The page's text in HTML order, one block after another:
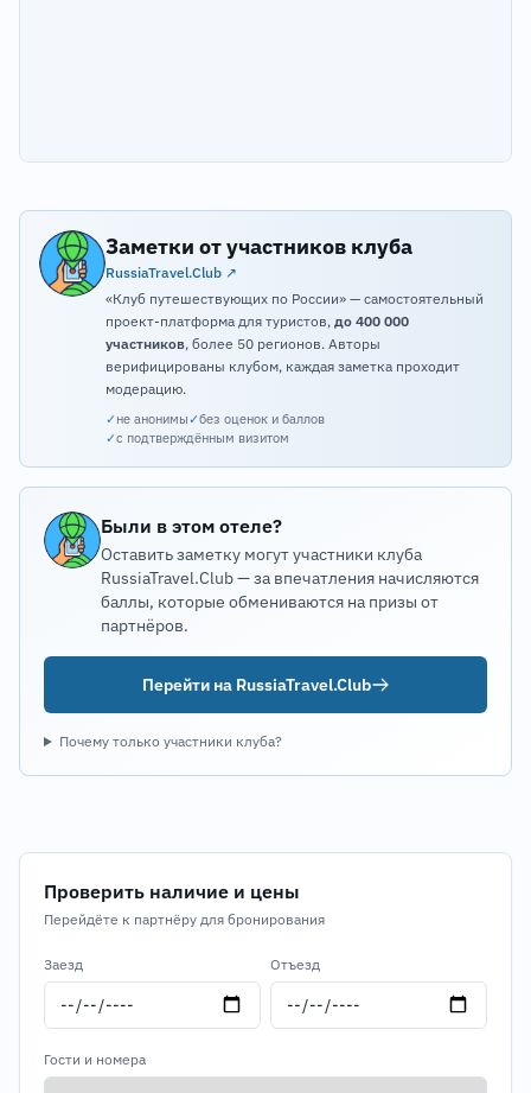
Заметки от участников клуба
RussiaTravel.Club ↗
«Клуб путешествующих по России» — самостоятельный
проект-платформа для туристов, до 400 000
участников, более 50 регионов. Авторы
верифицированы клубом, каждая заметка проходит
модерацию.
✓не анонимы✓без оценок и баллов
✓с подтверждённым визитом
Были в этом отеле?
Оставить заметку могут участники клуба
RussiaTravel.Club — за впечатления начисляются
баллы, которые обмениваются на призы от
партнёров.
Перейти на RussiaTravel.Club
Почему только участники клуба?
Проверить наличие и цены
Перейдёте к партнёру для бронирования
Заезд Отъезд
Гости и номера